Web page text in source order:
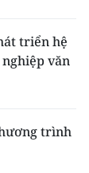
triển hệ
văn
trình